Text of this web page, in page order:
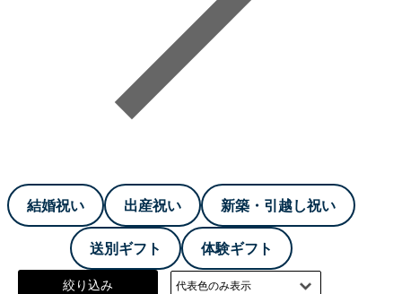
結婚祝い 出産祝い 新築・引越し祝い
送別ギフト 体験ギフト
絞り込み